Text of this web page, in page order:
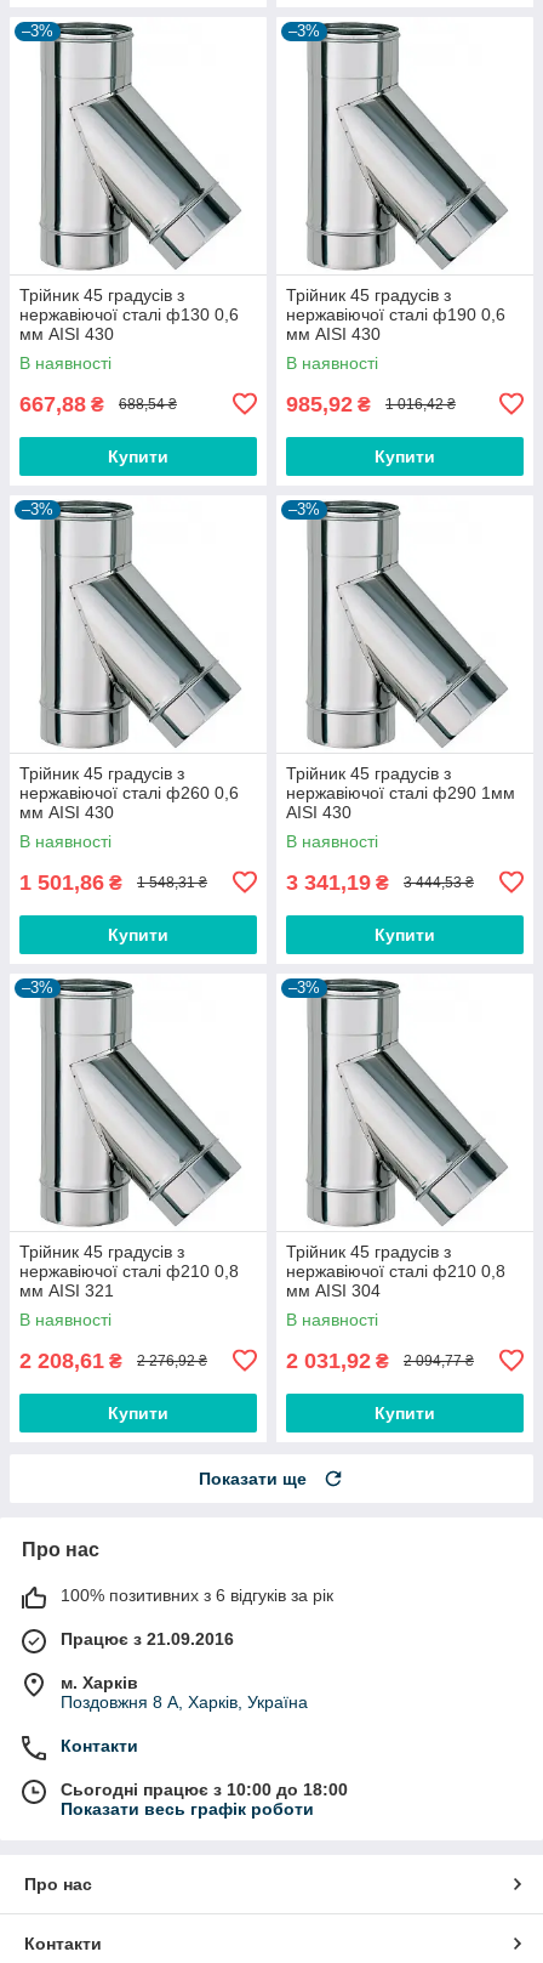
–3%
Трійник 45 градусів з
нержавіючої сталі ф130 0,6
мм AISI 430
В наявності
667,88 ₴ 688,54 ₴
Купити
–3%
Трійник 45 градусів з
нержавіючої сталі ф190 0,6
мм AISI 430
В наявності
985,92 ₴ 1 016,42 ₴
Купити
–3%
Трійник 45 градусів з
нержавіючої сталі ф260 0,6
мм AISI 430
В наявності
1 501,86 ₴ 1 548,31 ₴
Купити
–3%
Трійник 45 градусів з
нержавіючої сталі ф290 1мм
AISI 430
В наявності
3 341,19 ₴ 3 444,53 ₴
Купити
–3%
Трійник 45 градусів з
нержавіючої сталі ф210 0,8
мм AISI 321
В наявності
2 208,61 ₴ 2 276,92 ₴
Купити
–3%
Трійник 45 градусів з
нержавіючої сталі ф210 0,8
мм AISI 304
В наявності
2 031,92 ₴ 2 094,77 ₴
Купити
Показати ще
Про нас
100% позитивних з 6 відгуків за рік
Працює з 21.09.2016
м. Харків
Поздовжня 8 А, Харків, Україна
Контакти
Сьогодні працює з 10:00 до 18:00
Показати весь графік роботи
Про нас
Контакти